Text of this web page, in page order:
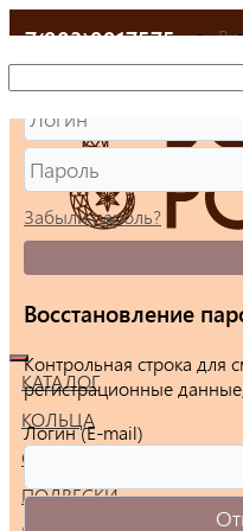
+7(903)9917575
КАТАЛОГ
КОЛЬЦА
СЕРЬГИ
ПОДВЕСКИ
Забыли пароль?
Восстановление
Контрольная строка для
регистрационные
Логин (E-mail)